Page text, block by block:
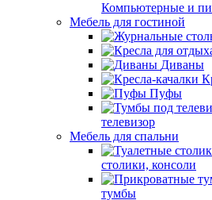
Компьютерные и
Мебель для гостиной
Диваны
Пуфы
телевизор
Мебель для спальни
столики, консоли
тумбы